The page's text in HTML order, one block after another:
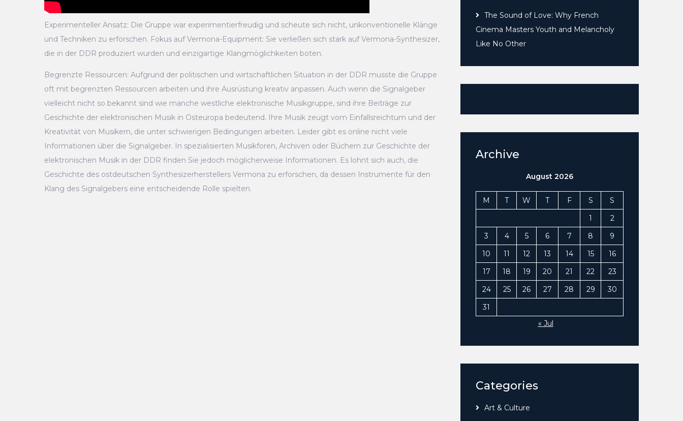
Experimenteller Ansatz: Die Gruppe war experimentierfreudig und scheute sich nicht, unkonventionelle Klänge
und Techniken zu erforschen. Fokus auf Vermona-Equipment: Sie verließen sich stark auf Vermona-Synthesizer,
die in der DDR produziert wurden und einzigartige Klangmöglichkeiten boten.
Begrenzte Ressourcen: Aufgrund der politischen und wirtschaftlichen Situation in der DDR musste die Gruppe
oft mit begrenzten Ressourcen arbeiten und ihre Ausrüstung kreativ anpassen. Auch wenn die Signalgeber
vielleicht nicht so bekannt sind wie manche westliche elektronische Musikgruppe, sind ihre Beiträge zur
Geschichte der elektronischen Musik in Osteuropa bedeutend. Ihre Musik zeugt vom Einfallsreichtum und der
Kreativität von Musikern, die unter schwierigen Bedingungen arbeiten. Leider gibt es online nicht viele
Informationen über die Signalgeber. In spezialisierten Musikforen, Archiven oder Büchern zur Geschichte der
elektronischen Musik in der DDR finden Sie jedoch möglicherweise Informationen. Es lohnt sich auch, die
Geschichte des ostdeutschen Synthesizerherstellers Vermona zu erforschen, da dessen Instrumente für den
Klang des Signalgebers eine entscheidende Rolle spielten.
The Sound of Love: Why French
Cinema Masters Youth and Melancholy
Like No Other
Archive
August 2026
M T W T F S
S
1
2
3
4 5 6 7 8
9
10
11 12 13 14 15
16
17
18 19 20 21 22
23
24
25 26 27 28 29
30
31
« Jul
Categories
Art & Culture